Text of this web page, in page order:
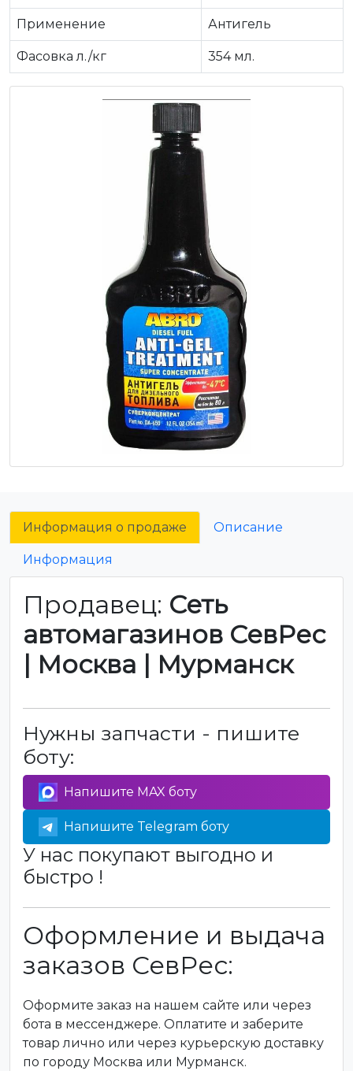
Применение Антигель
Фасовка л./кг 354 мл.
Информация о продаже Описание
Информация
Продавец: Сеть
автомагазинов СевРес
| Москва | Мурманск
Нужны запчасти - пишите
боту:
Напишите MAX боту
Напишите Telegram боту
У нас покупают выгодно и
быстро !
Оформление и выдача
заказов СевРес:
Оформите заказ на нашем сайте или через
бота в мессенджере. Оплатите и заберите
товар лично или через курьерскую доставку
по городу Москва или Мурманск.